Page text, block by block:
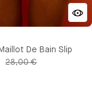
De Bain Slip
28,00 €